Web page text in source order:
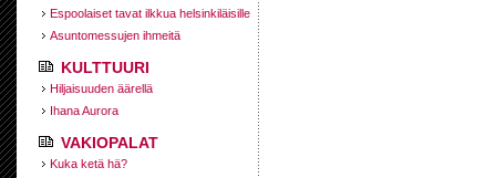
Espoolaiset tavat ilkkua helsinkiläisille
Asuntomessujen ihmeitä
KULTTUURI
Hiljaisuuden äärellä
Ihana Aurora
VAKIOPALAT
Kuka ketä hä?